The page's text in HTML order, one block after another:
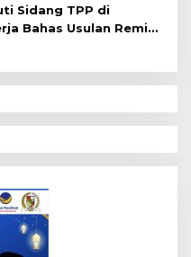
Sidang TPP di
Bahas Usulan Remisi